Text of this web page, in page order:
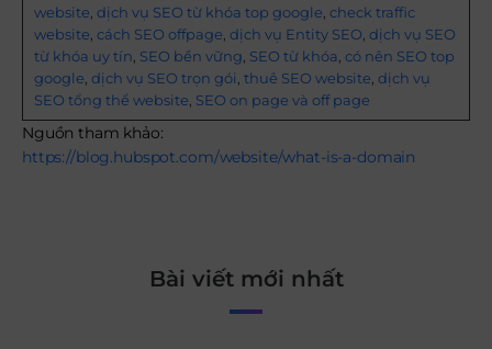
website dịch vụ SEO từ khóa top google check traffic
website cách SEO offpage dịch vụ Entity SEO dịch vụ SEO
từ khóa uy tín SEO bền vững SEO từ khóa có nên SEO top
google dịch vụ SEO trọn gói thuê SEO website dịch vụ
SEO tổng thể website SEO on page và off page
Nguồn tham khảo:
https://blog.hubspot.com/website/what-is-a-domain
Bài viết mới nhất